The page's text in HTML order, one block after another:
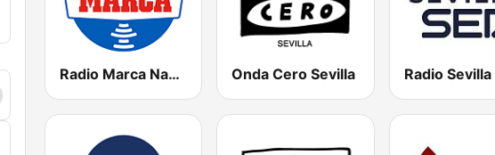
Radio Marca Nacional Onda Cero Sevilla Radio Sevilla